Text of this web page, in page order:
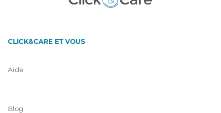
CLICK&CARE ET VOUS
Aide
Blog